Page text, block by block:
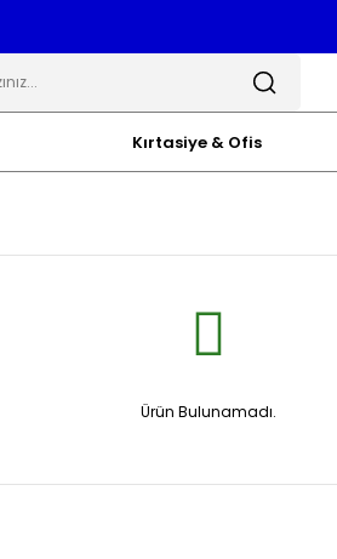
Kırtasiye & Ofis
Ürün Bulunamadı.